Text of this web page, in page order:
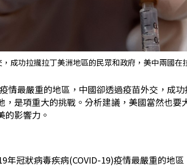
成功拉攏拉丁美洲地區的民眾和政府，美中兩國在
情最嚴重的地區，中國卻透過疫苗外交，成
，是項重大的挑戰。分析建議，美國當然也要
的影響力。
年冠狀病毒疾病(COVID-19)疫情最嚴重的地